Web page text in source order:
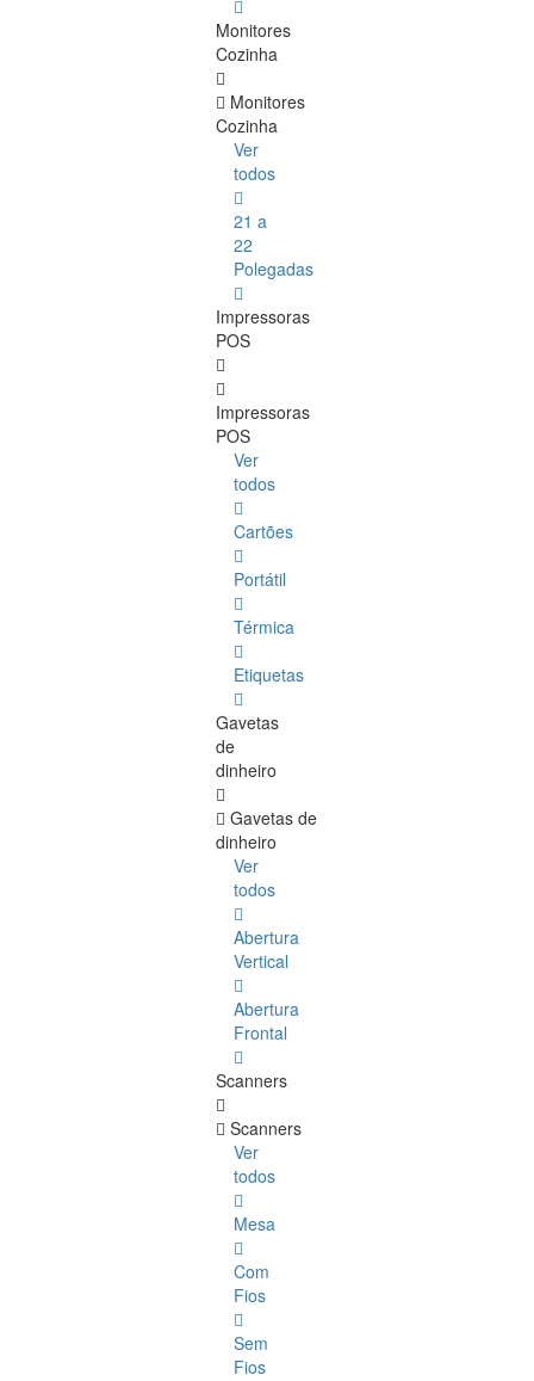
Monitores
Cozinha
Monitores
Cozinha
Ver
todos
21 a
22
Polegadas
Impressoras
POS
Impressoras
POS
Ver
todos
Cartões
Portátil
Térmica
Etiquetas
Gavetas
de
dinheiro
Gavetas de
dinheiro
Ver
todos
Abertura
Vertical
Abertura
Frontal
Scanners
Scanners
Ver
todos
Mesa
Com
Fios
Sem
Fios